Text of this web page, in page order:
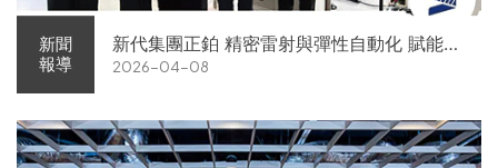
新聞
報導
新代集團正鉑 精密雷射與彈性自動化 賦能智
慧智造解方電子展亮相
2026-04-08